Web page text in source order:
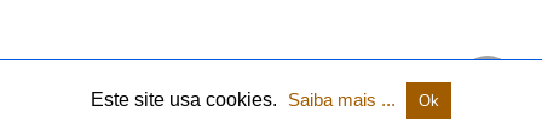
Este site usa cookies. Saiba mais ... Ok